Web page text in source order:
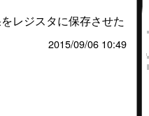
レジスタに保存させた
2015/09/06 10:49